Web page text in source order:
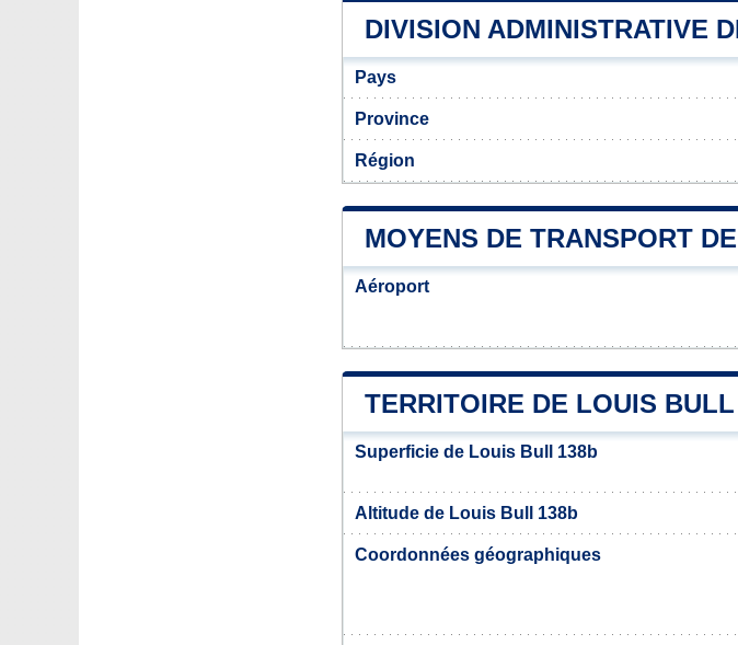
DIVISION ADMINISTRATIVE
Pays
Province
Région
MOYENS DE TRANSPORT
Aéroport
TERRITOIRE DE LOUIS
Superficie de Louis Bull 138b
Altitude de Louis Bull 138b
Coordonnées géographiques